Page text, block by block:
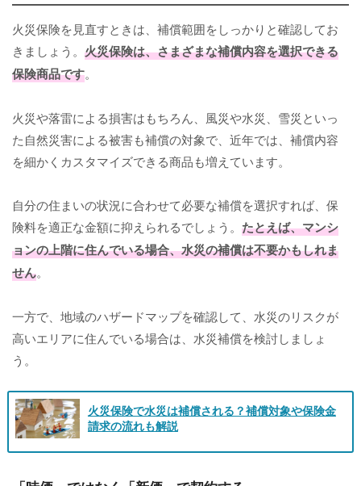
火災保険を見直すときは、補償範囲をしっかりと確認してお
きましょう。 火災保険は、さまざまな補償内容を選択できる
保険商品です。
火災や落雷による損害はもちろん、風災や水災、雪災といっ
た自然災害による被害も補償の対象で、近年では、補償内容
を細かくカスタマイズできる商品も増えています。
自分の住まいの状況に合わせて必要な補償を選択すれば、保
険料を適正な金額に抑えられるでしょう。 たとえば、マンシ
ョンの上階に住んでいる場合、水災の補償は不要かもしれま
せん。
一方で、地域のハザードマップを確認して、水災のリスクが
高いエリアに住んでいる場合は、水災補償を検討しましょ
う。
火災保険で水災は補償される？補償対象や保険金
請求の流れも解説